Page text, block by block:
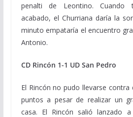
penalti de Leontino. Cuando
acabado, el Churriana daría la
minuto empataría el encuentro
Antonio.
CD Rincón 1-1 UD San Pedro
El Rincón no pudo llevarse contra
puntos a pesar de realizar un
casa. El Rincón salió lanzado